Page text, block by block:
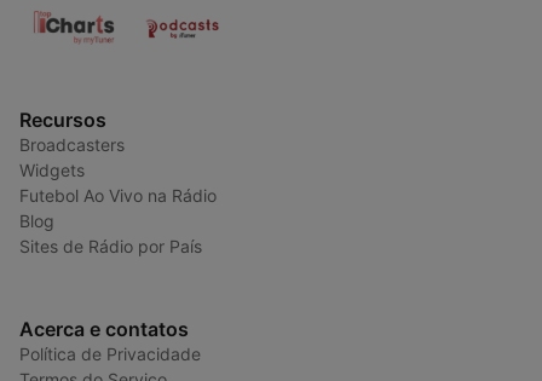
Recursos
Broadcasters
Widgets
Futebol Ao Vivo na Rádio
Blog
Sites de Rádio por País
Acerca e contatos
Política de Privacidade